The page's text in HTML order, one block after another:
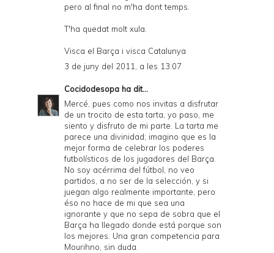
pero al final no m'ha dont temps.
T'ha quedat molt xula.
Visca el Barça i visca Catalunya
3 de juny del 2011, a les 13:07
Cocidodesopa ha dit...
Mercé, pues como nos invitas a disfrutar
de un trocito de esta tarta, yo paso, me
siento y disfruto de mi parte. La tarta me
parece una divinidad; imagino que es la
mejor forma de celebrar los poderes
futbolísticos de los jugadores del Barça.
No soy acérrima del fútbol, no veo
partidos, a no ser de la selección, y si
juegan algo realmente importante, pero
éso no hace de mi que sea una
ignorante y que no sepa de sobra que el
Barça ha llegado donde está porque son
los mejores. Una gran competencia para
Mourihno, sin duda.